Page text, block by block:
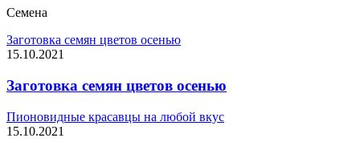
Семена
Заготовка семян цветов осенью
15.10.2021
Заготовка семян цветов осенью
Пионовидные красавцы на любой вкус
15.10.2021